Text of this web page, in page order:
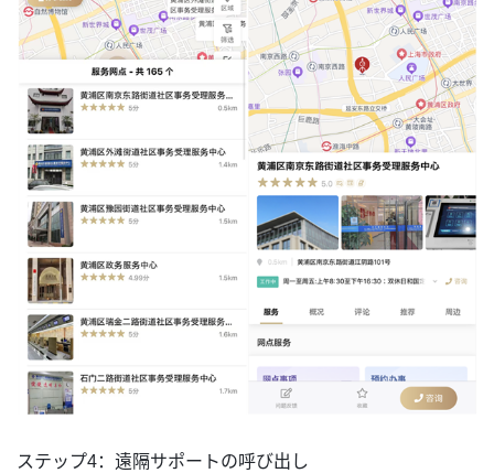
ステップ4：遠隔サポートの呼び出し